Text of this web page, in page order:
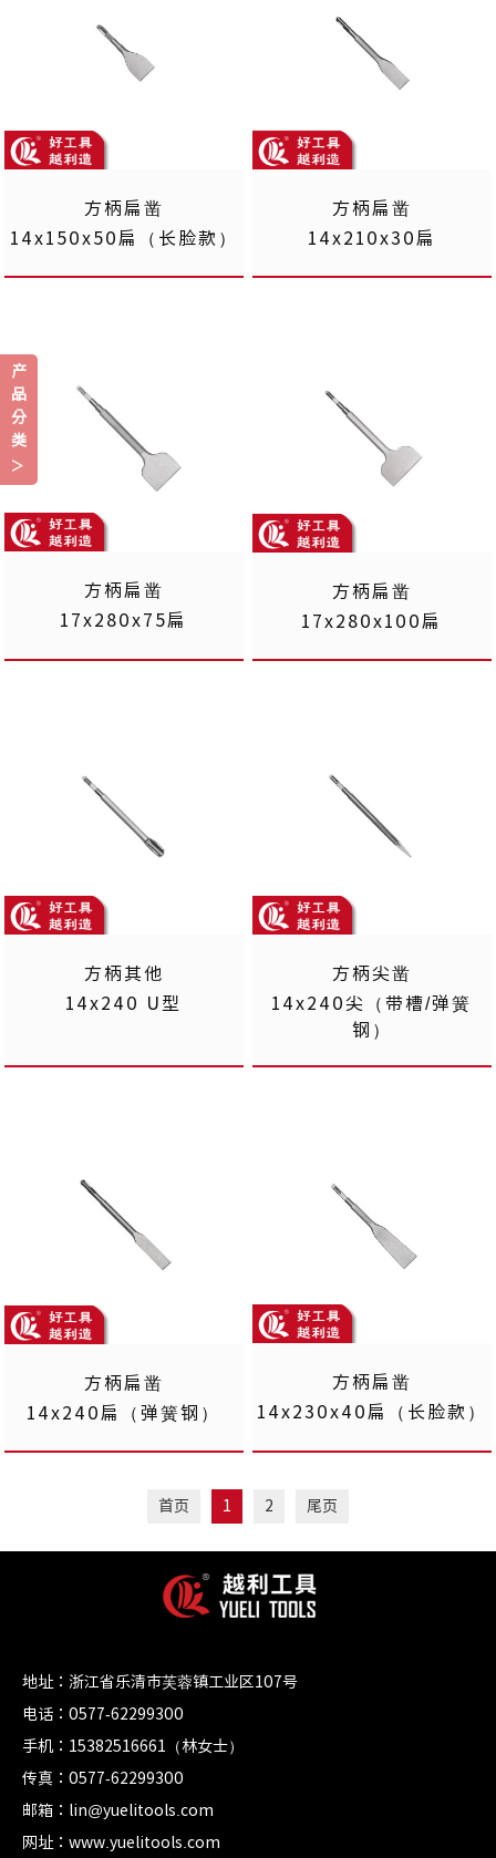
产
品
分
类
方柄扁凿
14x150x50扁（长脸款）
方柄扁凿
14x210x30扁
方柄扁凿
17x280x75扁
方柄扁凿
17x280x100扁
方柄其他
14x240 U型
方柄尖凿
14x240尖（带槽/弹簧
钢）
方柄扁凿
14x240扁（弹簧钢）
方柄扁凿
14x230x40扁（长脸款）
首页 1 2 尾页
地址：浙江省乐清市芙蓉镇工业区107号
电话：0577-62299300
手机：15382516661（林女士）
传真：0577-62299300
邮箱：lin@yuelitools.com
网址：www.yuelitools.com